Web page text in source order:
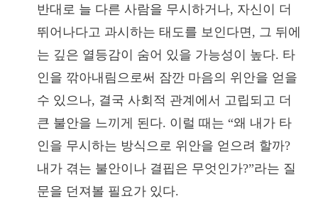
반대로 늘 다른 사람을 무시하거나, 자신이 더
뛰어나다고 과시하는 태도를 보인다면, 그 뒤에
는 깊은 열등감이 숨어 있을 가능성이 높다. 타
인을 깎아내림으로써 잠깐 마음의 위안을 얻을
수 있으나, 결국 사회적 관계에서 고립되고 더
큰 불안을 느끼게 된다. 이럴 때는 “왜 내가 타
인을 무시하는 방식으로 위안을 얻으려 할까?
내가 겪는 불안이나 결핍은 무엇인가?”라는 질
문을 던져볼 필요가 있다.